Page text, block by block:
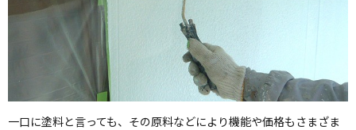
一口に塗料と言っても、その原料などにより機能や価格もさまざま